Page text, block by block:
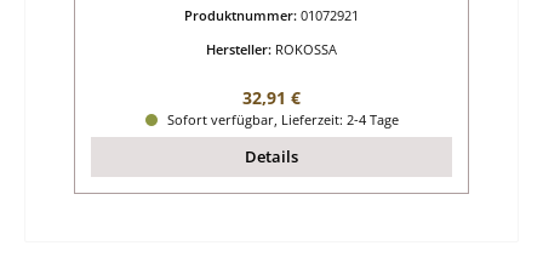
Produktnummer: 01072921
Hersteller: ROKOSSA
Regulärer Preis:
32,91 €
Sofort verfügbar, Lieferzeit: 2-4 Tage
Details